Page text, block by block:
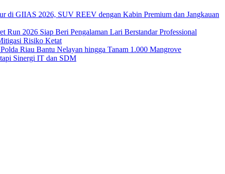
di GIIAS 2026, SUV REEV dengan Kabin Premium dan Jangkauan
Run 2026 Siap Beri Pengalaman Lari Berstandar Professional
Risiko Ketat
Riau Bantu Nelayan hingga Tanam 1.000 Mangrove
Sinergi IT dan SDM